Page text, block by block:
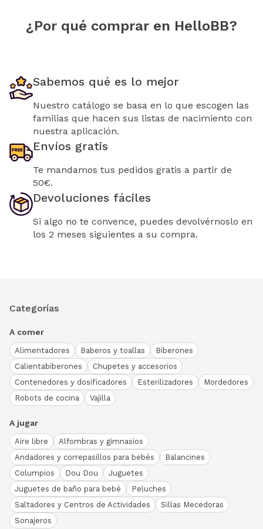
¿Por qué comprar en HelloBB?
Sabemos qué es lo mejor
Nuestro catálogo se basa en lo que escogen las
familias que hacen sus listas de nacimiento con
nuestra aplicación.
Envíos gratis
Te mandamos tus pedidos gratis a partir de
50€.
Devoluciones fáciles
Si algo no te convence, puedes devolvérnoslo en
los 2 meses siguientes a su compra.
Categorías
A comer
Alimentadores Baberos y toallas
Biberones
Calientabiberones
Chupetes y accesorios
Contenedores y dosificadores
Esterilizadores
Mordedores
Robots de cocina
Vajilla
A jugar
Aire libre
Alfombras y gimnasios
Andadores y correpasillos para bebés
Balancines
Columpios
Dou Dou
Juguetes
Juguetes de baño para bebé
Peluches
Saltadores y Centros de Actividades
Sillas Mecedoras
Sonajeros